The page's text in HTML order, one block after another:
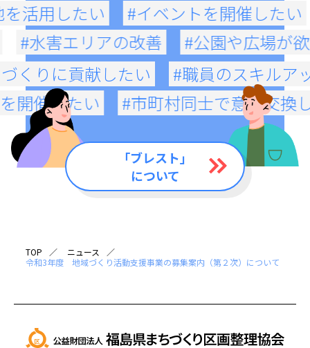
活用したい
#イベントを開催したい
#水害エリアの改善
#公園や広場が
くりに貢献したい
#職員のスキルア
開催したい
#市町村同士で意見交換
「ブレスト」
について
TOP
ニュース
令和3年度 地域づくり活動支援事業の募集案内（第２次）について